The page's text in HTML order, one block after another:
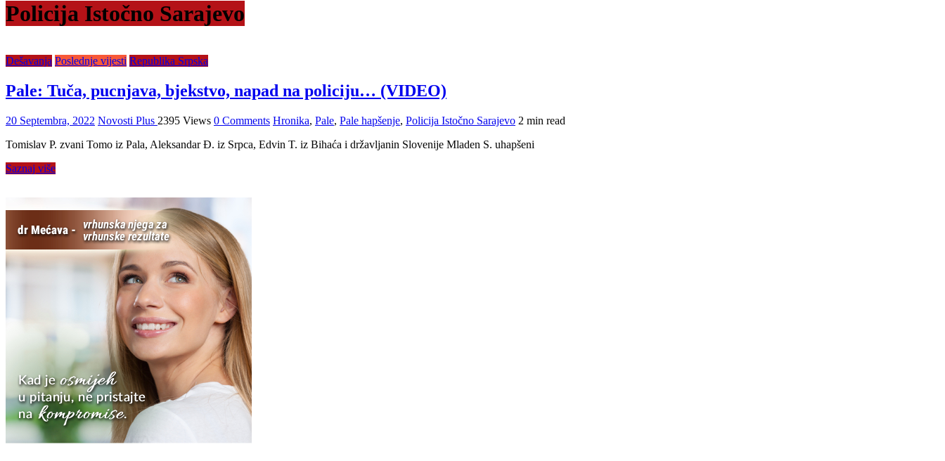
Policija Istočno Sarajevo
Dešavanja Poslednje vijesti Republika Srpska
Pale: Tuča, pucnjava, bjekstvo, napad na policiju… (VIDEO)
20 Septembra, 2022 Novosti Plus 2395 Views 0 Comments Hronika, Pale, Pale hapšenje, Policija Istočno Sarajevo 2 min read
Tomislav P. zvani Tomo iz Pala, Aleksandar Đ. iz Srpca, Edvin T. iz Bihaća i državljanin Slovenije Mladen S. uhapšeni
Saznaj više